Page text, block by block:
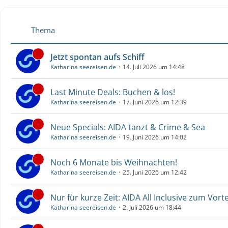
Thema
Jetzt spontan aufs Schiff
Katharina seereisen.de 14. Juli 2026 um 14:48
Last Minute Deals: Buchen & los!
Katharina seereisen.de 17. Juni 2026 um 12:39
Neue Specials: AIDA tanzt & Crime & Sea
Katharina seereisen.de 19. Juni 2026 um 14:02
Noch 6 Monate bis Weihnachten!
Katharina seereisen.de 25. Juni 2026 um 12:42
Nur für kurze Zeit: AIDA All Inclusive zum
Katharina seereisen.de 2. Juli 2026 um 18:44